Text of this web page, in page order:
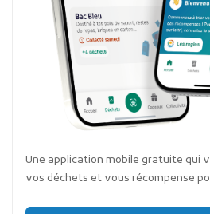
Une application mobile gratuite qui
vos déchets et vous récompense